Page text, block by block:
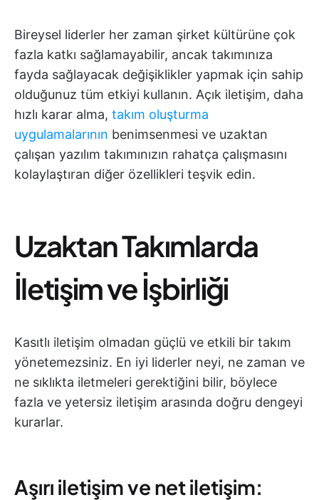
Bireysel liderler her zaman şirket kültürüne çok
fazla katkı sağlamayabilir, ancak takımınıza
fayda sağlayacak değişiklikler yapmak için sahip
olduğunuz tüm etkiyi kullanın. Açık iletişim, daha
hızlı karar alma, takım oluşturma
uygulamalarının benimsenmesi ve uzaktan
çalışan yazılım takımınızın rahatça çalışmasını
kolaylaştıran diğer özellikleri teşvik edin.
Uzaktan Takımlarda
İletişim ve İşbirliği
Kasıtlı iletişim olmadan güçlü ve etkili bir takım
yönetemezsiniz. En iyi liderler neyi, ne zaman ve
ne sıklıkta iletmeleri gerektiğini bilir, böylece
fazla ve yetersiz iletişim arasında doğru dengeyi
kurarlar.
Aşırı iletişim ve net iletişim: